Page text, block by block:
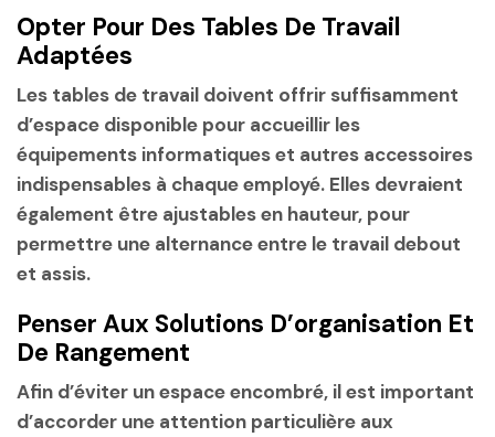
Opter Pour Des Tables De Travail
Adaptées
Les tables de travail doivent offrir suffisamment
d’espace disponible pour accueillir les
équipements informatiques et autres accessoires
indispensables à chaque employé. Elles devraient
également être ajustables en hauteur, pour
permettre une alternance entre le travail debout
et assis.
Penser Aux Solutions D’organisation Et
De Rangement
Afin d’éviter un espace encombré, il est important
d’accorder une attention particulière aux